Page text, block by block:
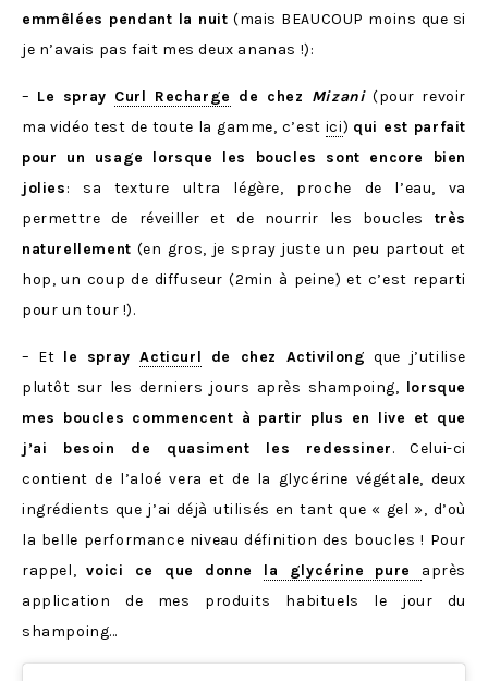
emmêlées pendant la nuit (mais BEAUCOUP moins que si
je n’avais pas fait mes deux ananas !):
– Le spray Curl Recharge de chez Mizani(pour revoir
ma vidéo test de toute la gamme, c’est ici) qui est parfait
pour un usage lorsque les boucles sont encore bien
jolies: sa texture ultra légère, proche de l’eau, va
permettre de réveiller et de nourrir les boucles très
naturellement (en gros, je spray juste un peu partout et
hop, un coup de diffuseur (2min à peine) et c’est reparti
pour un tour !).
– Et le sprayActicurl de chez Activilong que j’utilise
plutôt sur les derniers jours après shampoing, lorsque
mes boucles commencent à partir plus en live et que
j’ai besoin de quasiment les redessiner. Celui-ci
contient de l’aloé vera et de la glycérine végétale, deux
ingrédients que j’ai déjà utilisés en tant que « gel », d’où
la belle performance niveau définition des boucles ! Pour
rappel,voici ce que donne la glycérine pure après
application de mes produits habituels le jour du
shampoing…